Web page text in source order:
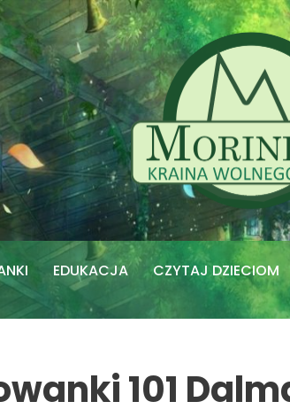
EDUKACJA CZYTAJ DZIECIOM
101